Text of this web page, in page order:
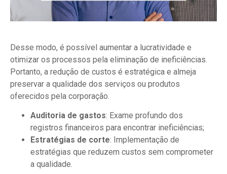
Desse modo, é possível aumentar a lucratividade e
otimizar os processos pela eliminação de ineficiências.
Portanto, a redução de custos é estratégica e almeja
preservar a qualidade dos serviços ou produtos
oferecidos pela corporação.
Auditoria de gastos: Exame profundo dos
registros financeiros para encontrar ineficiências;
Estratégias de corte: Implementação de
estratégias que reduzem custos sem comprometer
a qualidade.